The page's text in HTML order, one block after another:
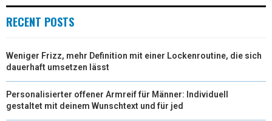
RECENT POSTS
Weniger Frizz, mehr Definition mit einer Lockenroutine, die sich
dauerhaft umsetzen lässt
Personalisierter offener Armreif für Männer: Individuell
gestaltet mit deinem Wunschtext und für jed